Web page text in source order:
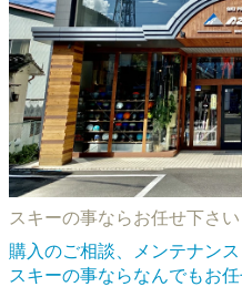
スキーの事ならお任せ下さい
購入のご相談、メンテナン
スキーの事ならなんでもお